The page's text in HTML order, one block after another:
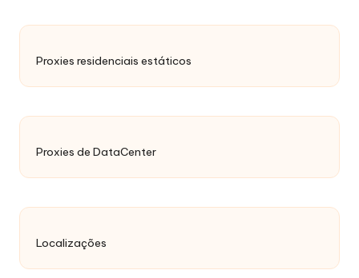
Proxies residenciais estáticos
Proxies de DataCenter
Localizações